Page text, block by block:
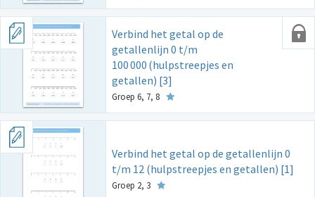
Verbind het getal op de
getallenlijn 0 t/m
100000 (hulpstreepjes en
getallen) [3]
Groep 6, 7, 8
Verbind het getal op de getallenlijn 0
t/m 12 (hulpstreepjes en getallen) [1]
Groep 2, 3